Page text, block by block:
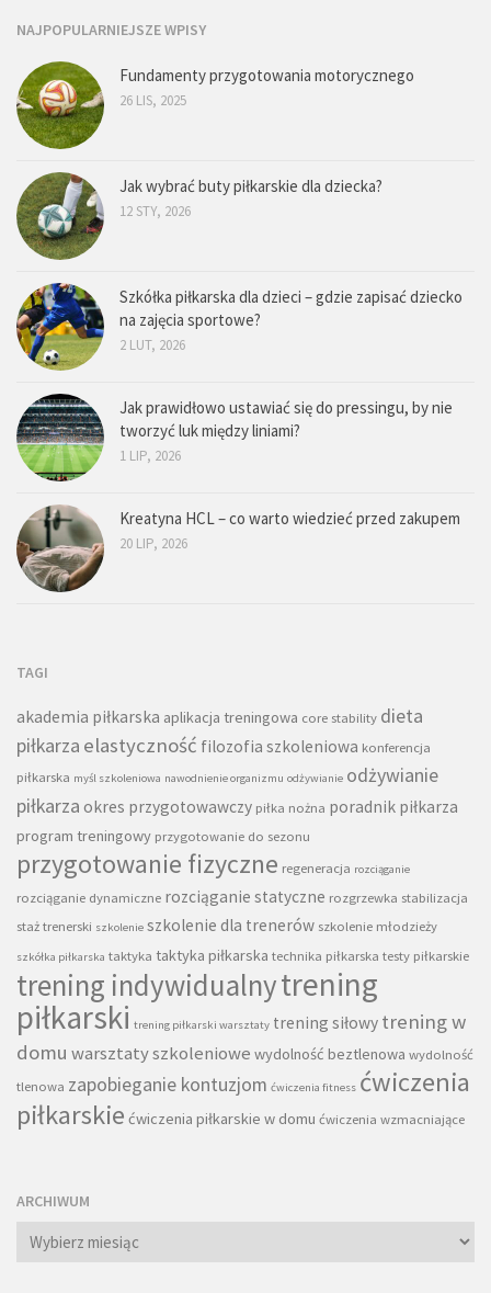
NAJPOPULARNIEJSZE WPISY
Fundamenty przygotowania motorycznego
26 LIS, 2025
Jak wybrać buty piłkarskie dla dziecka?
12 STY, 2026
Szkółka piłkarska dla dzieci – gdzie zapisać dziecko
na zajęcia sportowe?
2 LUT, 2026
Jak prawidłowo ustawiać się do pressingu, by nie
tworzyć luk między liniami?
1 LIP, 2026
Kreatyna HCL – co warto wiedzieć przed zakupem
20 LIP, 2026
TAGI
akademia piłkarska aplikacja treningowa core stability dieta
piłkarza elastyczność filozofia szkoleniowa konferencja
piłkarska myśl szkoleniowa nawodnienie organizmu odżywianie odżywianie
piłkarza okres przygotowawczy piłka nożna poradnik piłkarza
program treningowy przygotowanie do sezonu
przygotowanie fizyczne regeneracja rozciąganie
rozciąganie dynamiczne rozciąganie statyczne rozgrzewka stabilizacja
staż trenerski szkolenie szkolenie dla trenerów szkolenie młodzieży
szkółka piłkarska taktyka taktyka piłkarska technika piłkarska testy piłkarskie
trening indywidualnytrening
piłkarski trening piłkarski warsztaty trening siłowy trening w
domu warsztaty szkoleniowe wydolność beztlenowa wydolność
tlenowa zapobieganie kontuzjom ćwiczenia fitness ćwiczenia
piłkarskie ćwiczenia piłkarskie w domu ćwiczenia wzmacniające
ARCHIWUM
Archiwum